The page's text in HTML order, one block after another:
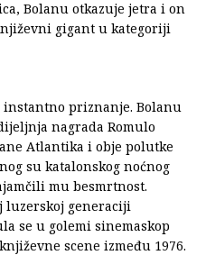
Bolanu otkazuje jetra i on
gigant u kategoriji
priznanje. Bolanu
nagrada Romulo
Atlantika i obje polutke
su katalonskog noćnog
mu besmrtnost.
luzerskoj generaciji
se u golemi sinemaskop
scene između 1976.